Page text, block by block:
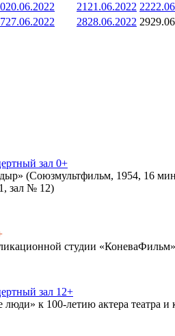
20.06.2022 21 21.06.2022 22
27.06.2022 2828.06.2022 29
зал 0+
(Союзмультфильм, 1954, 16
зал № 12)
студии
зал 12+
к 100-летию актера театра